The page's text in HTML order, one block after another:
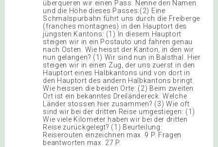
überqueren wir einen Pass. Nenne den Namen
und die Höhe dieses Passes:(2) Eine
Schmalspurbahn führt uns durch die Freiberge
(franches montagnes) in den Hauptort des
jüngsten Kantons: (1) In diesem Hauptort
steigen wir in ein Postauto und fahren genau
nach Osten. Wie heisst der Kanton, in den wir
nun gelangen? (1) Wir sind nun in Balsthal. Hier
steigen wir in einen Zug, der uns zuerst in den
Hauptort eines Halbkantons und von dort in
den Hauptort des andern Halbkantons bringt.
Wie heissen die beiden Orte: (2) Beim zweiten
Ort ist ein bekanntes Dreiländereck. Welche
Länder stossen hier zusammen? (3) Wie oft
sind wir bei der dritten Reise umgestiegen: (1)
Wie viele Kilometer haben wir bei der dritten
Reise zurückgelegt? (1) Beurteilung:
Reiserouten einzeichnen max. 9 P. Fragen
beantworten max. 27 P.